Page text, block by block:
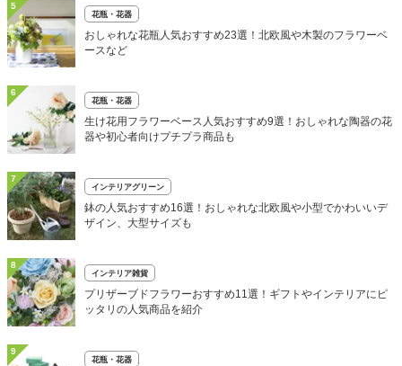
5
花瓶・花器
おしゃれな花瓶人気おすすめ23選！北欧風や木製のフラワーベ
ースなど
6
花瓶・花器
生け花用フラワーベース人気おすすめ9選！おしゃれな陶器の花
器や初心者向けプチプラ商品も
7
インテリアグリーン
鉢の人気おすすめ16選！おしゃれな北欧風や小型でかわいいデ
ザイン、大型サイズも
8
インテリア雑貨
プリザーブドフラワーおすすめ11選！ギフトやインテリアにピ
ッタリの人気商品を紹介
9
花瓶・花器